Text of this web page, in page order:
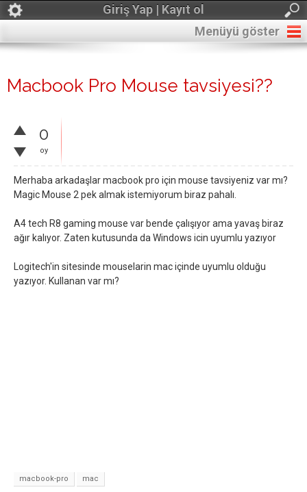
Giriş Yap | Kayıt ol
Menüyü göster
Macbook Pro Mouse tavsiyesi??
0
oy
Merhaba arkadaşlar macbook pro için mouse tavsiyeniz var mı?
Magic Mouse 2 pek almak istemiyorum biraz pahalı.
A4 tech R8 gaming mouse var bende çalışıyor ama yavaş biraz
ağır kalıyor. Zaten kutusunda da Windows icin uyumlu yazıyor
Logitech'in sitesinde mouselarin mac içinde uyumlu olduğu
yazıyor. Kullanan var mı?
macbook-pro mac